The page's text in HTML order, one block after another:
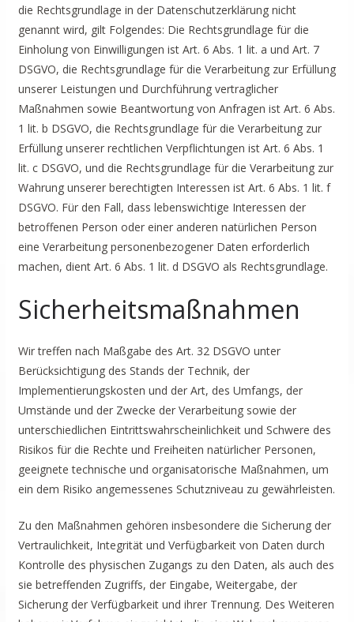
die Rechtsgrundlage in der Datenschutzerklärung nicht
genannt wird, gilt Folgendes: Die Rechtsgrundlage für die
Einholung von Einwilligungen ist Art. 6 Abs. 1 lit. a und Art. 7
DSGVO, die Rechtsgrundlage für die Verarbeitung zur Erfüllung
unserer Leistungen und Durchführung vertraglicher
Maßnahmen sowie Beantwortung von Anfragen ist Art. 6 Abs.
1 lit. b DSGVO, die Rechtsgrundlage für die Verarbeitung zur
Erfüllung unserer rechtlichen Verpflichtungen ist Art. 6 Abs. 1
lit. c DSGVO, und die Rechtsgrundlage für die Verarbeitung zur
Wahrung unserer berechtigten Interessen ist Art. 6 Abs. 1 lit. f
DSGVO. Für den Fall, dass lebenswichtige Interessen der
betroffenen Person oder einer anderen natürlichen Person
eine Verarbeitung personenbezogener Daten erforderlich
machen, dient Art. 6 Abs. 1 lit. d DSGVO als Rechtsgrundlage.
Sicherheitsmaßnahmen
Wir treffen nach Maßgabe des Art. 32 DSGVO unter
Berücksichtigung des Stands der Technik, der
Implementierungskosten und der Art, des Umfangs, der
Umstände und der Zwecke der Verarbeitung sowie der
unterschiedlichen Eintrittswahrscheinlichkeit und Schwere des
Risikos für die Rechte und Freiheiten natürlicher Personen,
geeignete technische und organisatorische Maßnahmen, um
ein dem Risiko angemessenes Schutzniveau zu gewährleisten.
Zu den Maßnahmen gehören insbesondere die Sicherung der
Vertraulichkeit, Integrität und Verfügbarkeit von Daten durch
Kontrolle des physischen Zugangs zu den Daten, als auch des
sie betreffenden Zugriffs, der Eingabe, Weitergabe, der
Sicherung der Verfügbarkeit und ihrer Trennung. Des Weiteren